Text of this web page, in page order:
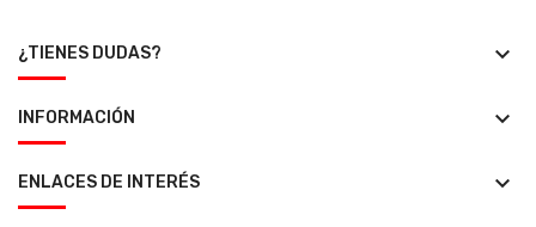
¿TIENES DUDAS? keyboard_arrow_down
INFORMACIÓN keyboard_arrow_down
ENLACES DE INTERÉS keyboard_arrow_down